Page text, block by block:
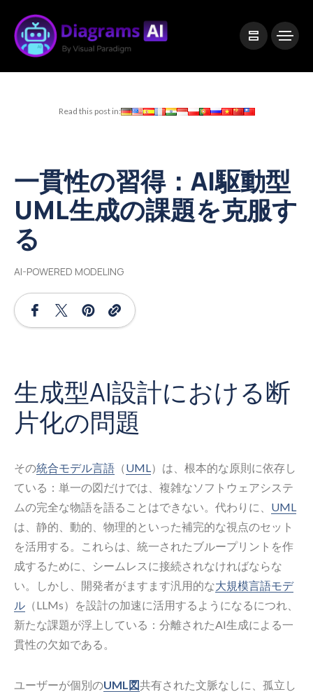
Read this post in:
一貫性の習得：AI駆動型
UML生成の課題を克服す
る
AI-POWERED MODELING
生成型AI設計における断
片化の問題
その統合モデル言語 （UML）は、根本的な原則に依存し
ている：単一の図だけでは、複雑なソフトウェアシステ
ムの完全な物語を語ることはできない。代わりに、 UML
は、静的、動的、物理的といった補完的な視点のセット
を活用する。これらは、統一されたブループリントを作
成するために、シームレスに接続されなければならな
い。しかし、開発者がますます汎用的な大規模言語モデ
ル （LLMs）を設計の加速に活用するようになるにつれ、
新たな課題が浮上している：分離されたAI生成による一
貫性の欠如である。
ユーザーが個別のUML図共有された文脈なしに、孤立し